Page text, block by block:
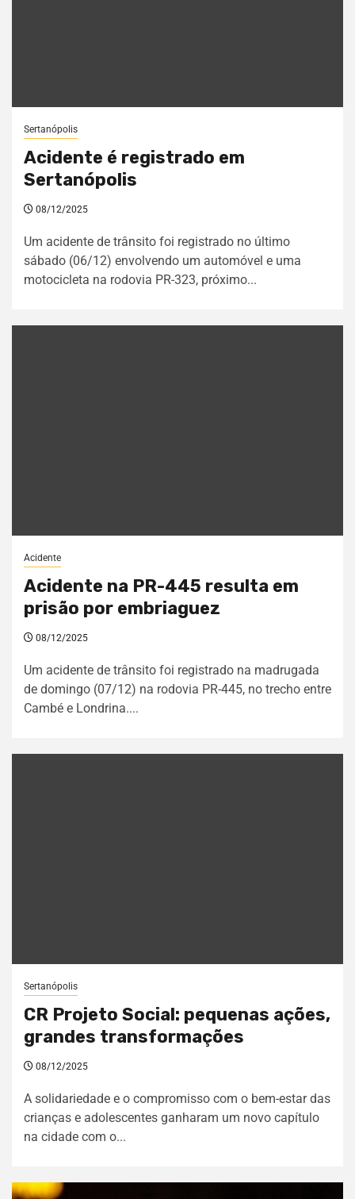
Sertanópolis
Acidente é registrado em
Sertanópolis
08/12/2025
Um acidente de trânsito foi registrado no último
sábado (06/12) envolvendo um automóvel e uma
motocicleta na rodovia PR-323, próximo...
Acidente
Acidente na PR-445 resulta em
prisão por embriaguez
08/12/2025
Um acidente de trânsito foi registrado na madrugada
de domingo (07/12) na rodovia PR-445, no trecho entre
Cambé e Londrina....
Sertanópolis
CR Projeto Social: pequenas ações,
grandes transformações
08/12/2025
A solidariedade e o compromisso com o bem-estar das
crianças e adolescentes ganharam um novo capítulo
na cidade com o...